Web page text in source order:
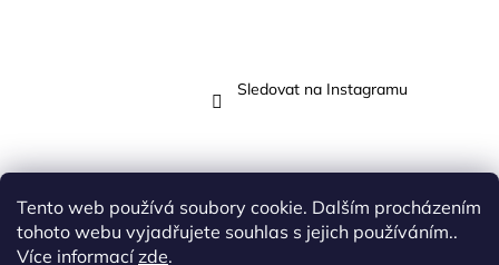
Tento web používá soubory cookie. Dalším procházením
tohoto webu vyjadřujete souhlas s jejich používáním..
Více informacízde.
Sledovat na Instagramu
Přijímáme online platby